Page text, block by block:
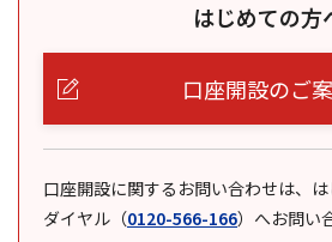
はじめての方
口座開設のご
口座開設に関するお問い合わせは、
ダイヤル （0120-566-166） へお問い